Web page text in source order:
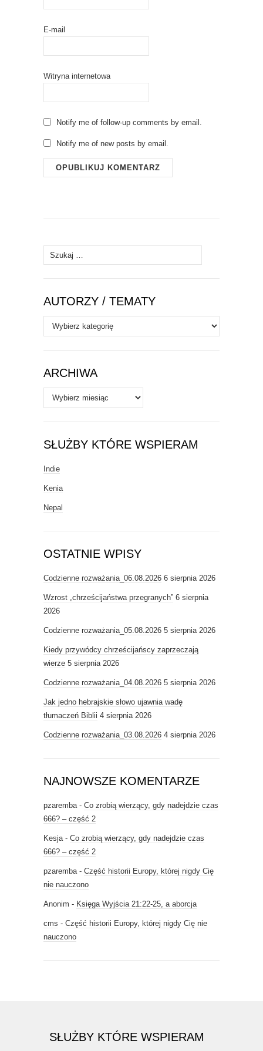
E-mail
Witryna internetowa
Notify me of follow-up comments by email.
Notify me of new posts by email.
Szukaj:
AUTORZY / TEMATY
Autorzy
/
Tematy
ARCHIWA
Archiwa
SŁUŻBY KTÓRE WSPIERAM
Indie
Kenia
Nepal
OSTATNIE WPISY
Codzienne rozważania_06.08.2026 6 sierpnia 2026
Wzrost „chrześcijaństwa przegranych” 6 sierpnia
2026
Codzienne rozważania_05.08.2026 5 sierpnia 2026
Kiedy przywódcy chrześcijańscy zaprzeczają
wierze 5 sierpnia 2026
Codzienne rozważania_04.08.2026 5 sierpnia 2026
Jak jedno hebrajskie słowo ujawnia wadę
tłumaczeń Biblii 4 sierpnia 2026
Codzienne rozważania_03.08.2026 4 sierpnia 2026
NAJNOWSZE KOMENTARZE
pzaremba- Co zrobią wierzący, gdy nadejdzie czas
666? – część 2
Kesja- Co zrobią wierzący, gdy nadejdzie czas
666? – część 2
pzaremba- Część historii Europy, której nigdy Cię
nie nauczono
Anonim - Księga Wyjścia 21:22-25, a aborcja
cms - Część historii Europy, której nigdy Cię nie
nauczono
SŁUŻBY KTÓRE WSPIERAM